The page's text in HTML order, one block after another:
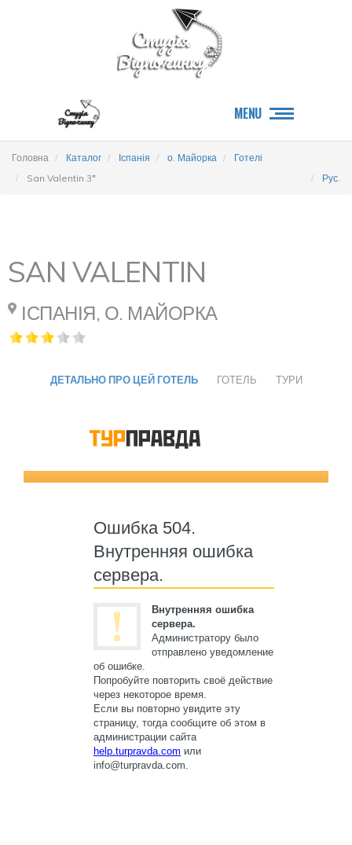
MENU
Головна Каталог Іспанія о. Майорка
Готелі
San Valentin 3*
Рус.
SAN VALENTIN
ІСПАНІЯ, О. МАЙОРКА
ДЕТАЛЬНО ПРО ЦЕЙ ГОТЕЛЬ ГОТЕЛЬ ТУРИ